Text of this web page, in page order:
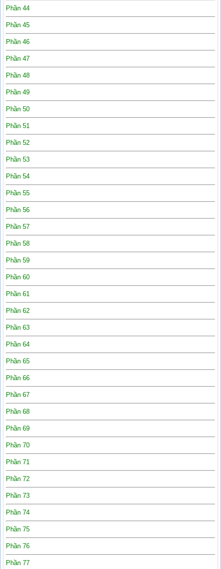
Phần 44
Phần 45
Phần 46
Phần 47
Phần 48
Phần 49
Phần 50
Phần 51
Phần 52
Phần 53
Phần 54
Phần 55
Phần 56
Phần 57
Phần 58
Phần 59
Phần 60
Phần 61
Phần 62
Phần 63
Phần 64
Phần 65
Phần 66
Phần 67
Phần 68
Phần 69
Phần 70
Phần 71
Phần 72
Phần 73
Phần 74
Phần 75
Phần 76
Phần 77